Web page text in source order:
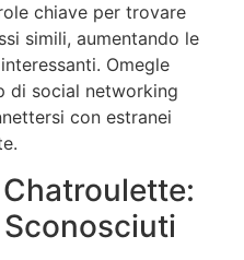
chiave per trovare
simili, aumentando le
Omegle
di social networking
con estranei